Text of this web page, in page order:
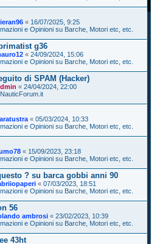
« 16/07/2025, 9:25
e Opinioni su Barche, Motori etc, etc.
g36
« 24/09/2024, 15:06
e Opinioni su Barche, Motori etc, etc.
di SPAM (Hacker)
« 24/04/2024, 22:00
« 05/03/2024, 10:33
e Opinioni su Barche, Motori etc, etc.
« 15/09/2023, 23:18
e Opinioni su Barche, Motori etc, etc.
? su barca gobbi anni 90
« 07/03/2023, 18:51
e Opinioni su Barche, Motori etc, etc.
56
ambrosi « 23/02/2023, 10:39
e Opinioni su Barche, Motori etc, etc.
43ht